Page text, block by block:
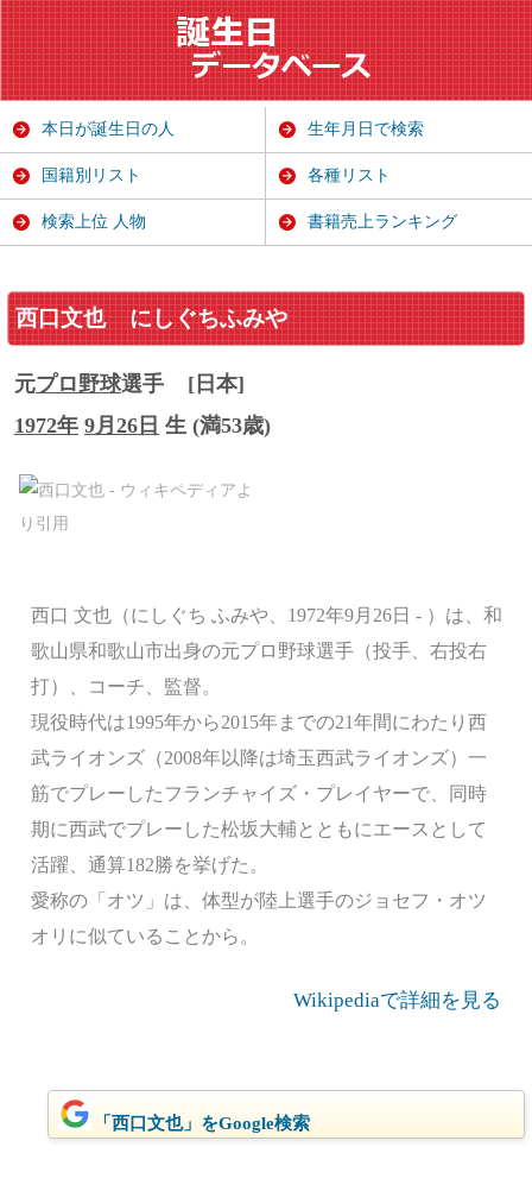
西口文也 にしぐちふみや
元プロ野球選手
[日本]
1972年 9月26日 生 (満53歳)
西口 文也（にしぐち ふみや、1972年9月26日 - ）は、和
歌山県和歌山市出身の元プロ野球選手（投手、右投右
打）、コーチ、監督。
現役時代は1995年から2015年までの21年間にわたり西
武ライオンズ（2008年以降は埼玉西武ライオンズ）一
筋でプレーしたフランチャイズ・プレイヤーで、同時
期に西武でプレーした松坂大輔とともにエースとして
活躍、通算182勝を挙げた。
愛称の「オツ」は、体型が陸上選手のジョセフ・オツ
オリに似ていることから。
Wikipediaで詳細を見る
「西口文也」をGoogle検索
本日が誕生日の人 生年月日で検索
国籍別リスト 各種リスト
検索上位 人物 書籍売上ランキング